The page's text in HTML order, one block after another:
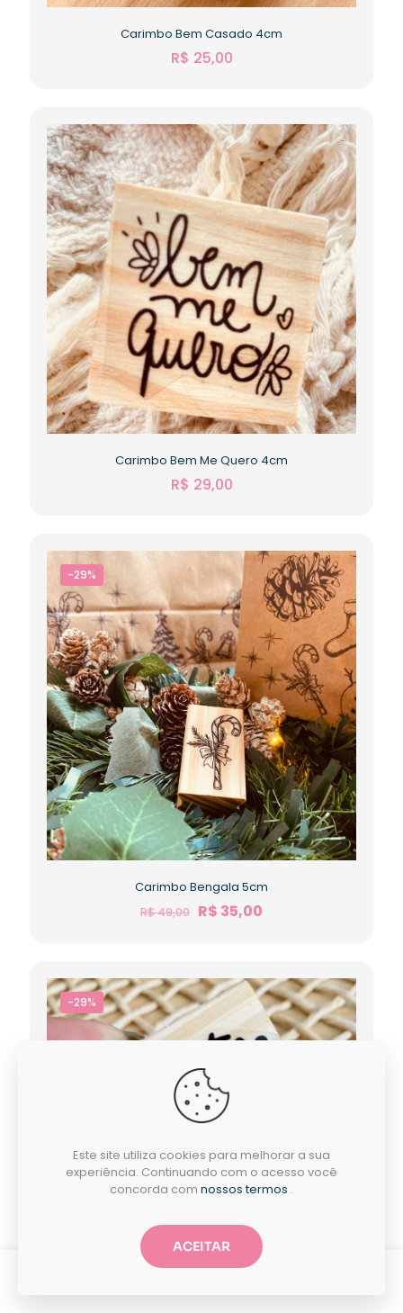
Carimbo Bem Casado 4cm
R$ 25,00
Carimbo Bem Me Quero 4cm
R$ 29,00
-29%
Carimbo Bengala 5cm
R$49,00 R$ 35,00
-29%
Este site utiliza cookies para melhorar a sua
experiência. Continuando com o acesso você
concorda com nossos termos .
ACEITAR